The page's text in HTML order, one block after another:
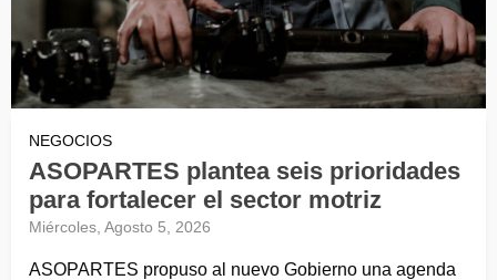
NEGOCIOS
ASOPARTES plantea seis prioridades
para fortalecer el sector motriz
Miércoles, Agosto 5, 2026
ASOPARTES propuso al nuevo Gobierno una agenda